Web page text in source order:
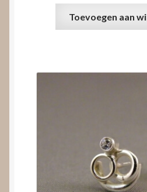
Toevoegen aan